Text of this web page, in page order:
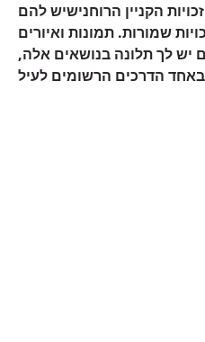
הקניין הרוחנישיש להם
שמורות. תמונות ואיורים
יש לך תלונה בנושאים אלה,